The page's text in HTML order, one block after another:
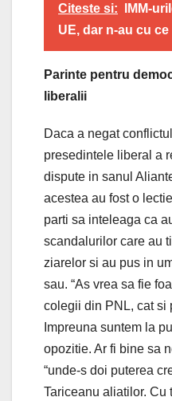
Citeste si:
IMM-
UE, dar n-au cu ce
Parinte pentru
liberalii
Daca a negat
presedintele liberal a
dispute in sanul
acestea au fost o
parti sa inteleaga ca
scandalurilor care au
ziarelor si au pus in
sau. “As vrea sa fie
colegii din PNL, cat si
Impreuna suntem la
opozitie. Ar fi bine sa
“unde-s doi puterea
Tariceanu aliatilor. Cu